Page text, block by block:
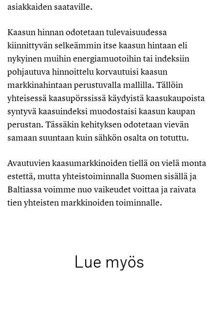
asiakkaiden saataville.
Kaasun hinnan odotetaan tulevaisuudessa
kiinnittyvän selkeämmin itse kaasun hintaan eli
nykyinen muihin energiamuotoihin tai indeksiin
pohjautuva hinnoittelu korvautuisi kaasun
markkinahintaan perustuvalla mallilla. Tällöin
yhteisessä kaasupörssissä käydyistä kaasukaupoista
syntyvä kaasuindeksi muodostaisi kaasun kaupan
perustan. Tässäkin kehityksen odotetaan vievän
samaan suuntaan kuin sähkön osalta on totuttu.
Avautuvien kaasumarkkinoiden tiellä on vielä monta
estettä, mutta yhteistoiminnalla Suomen sisällä ja
Baltiassa voimme nuo vaikeudet voittaa ja raivata
tien yhteisten markkinoiden toiminnalle.
Lue myös